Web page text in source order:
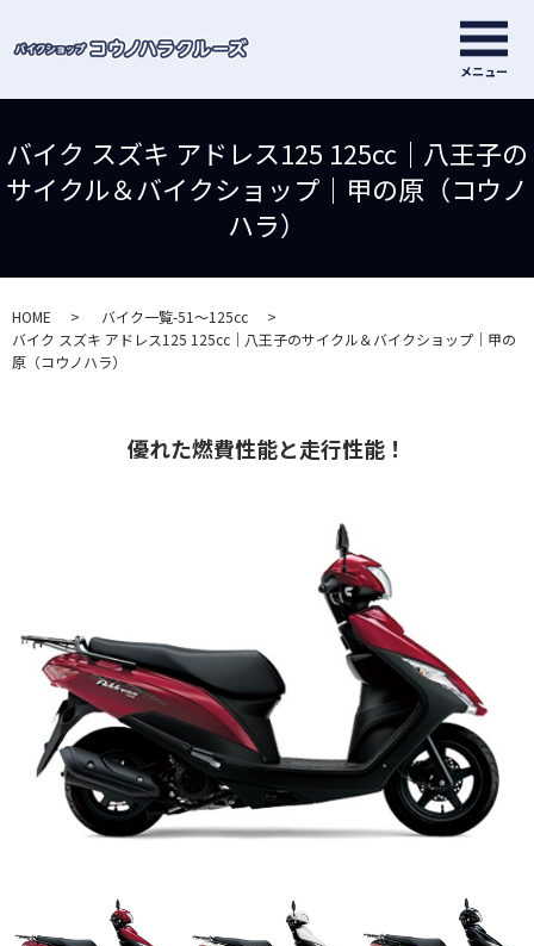
メ
メニュー
バイク スズキ アドレス125 125cc｜八王子の
サイクル＆バイクショップ｜甲の原（コウノ
ハラ）
HOME
バイク一覧-51～125cc
バイク スズキ アドレス125 125cc｜八王子のサイクル＆バイクショップ｜甲の
原（コウノハラ）
優れた燃費性能と走行性能！